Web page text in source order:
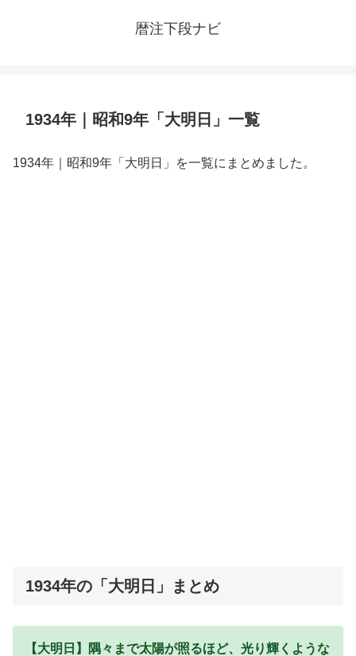
暦注下段ナビ
1934年｜昭和9年「大明日」一覧
1934年｜昭和9年「大明日」を一覧にまとめました。
1934年の「大明日」まとめ
【大明日】隅々まで太陽が照るほど、光り輝くような